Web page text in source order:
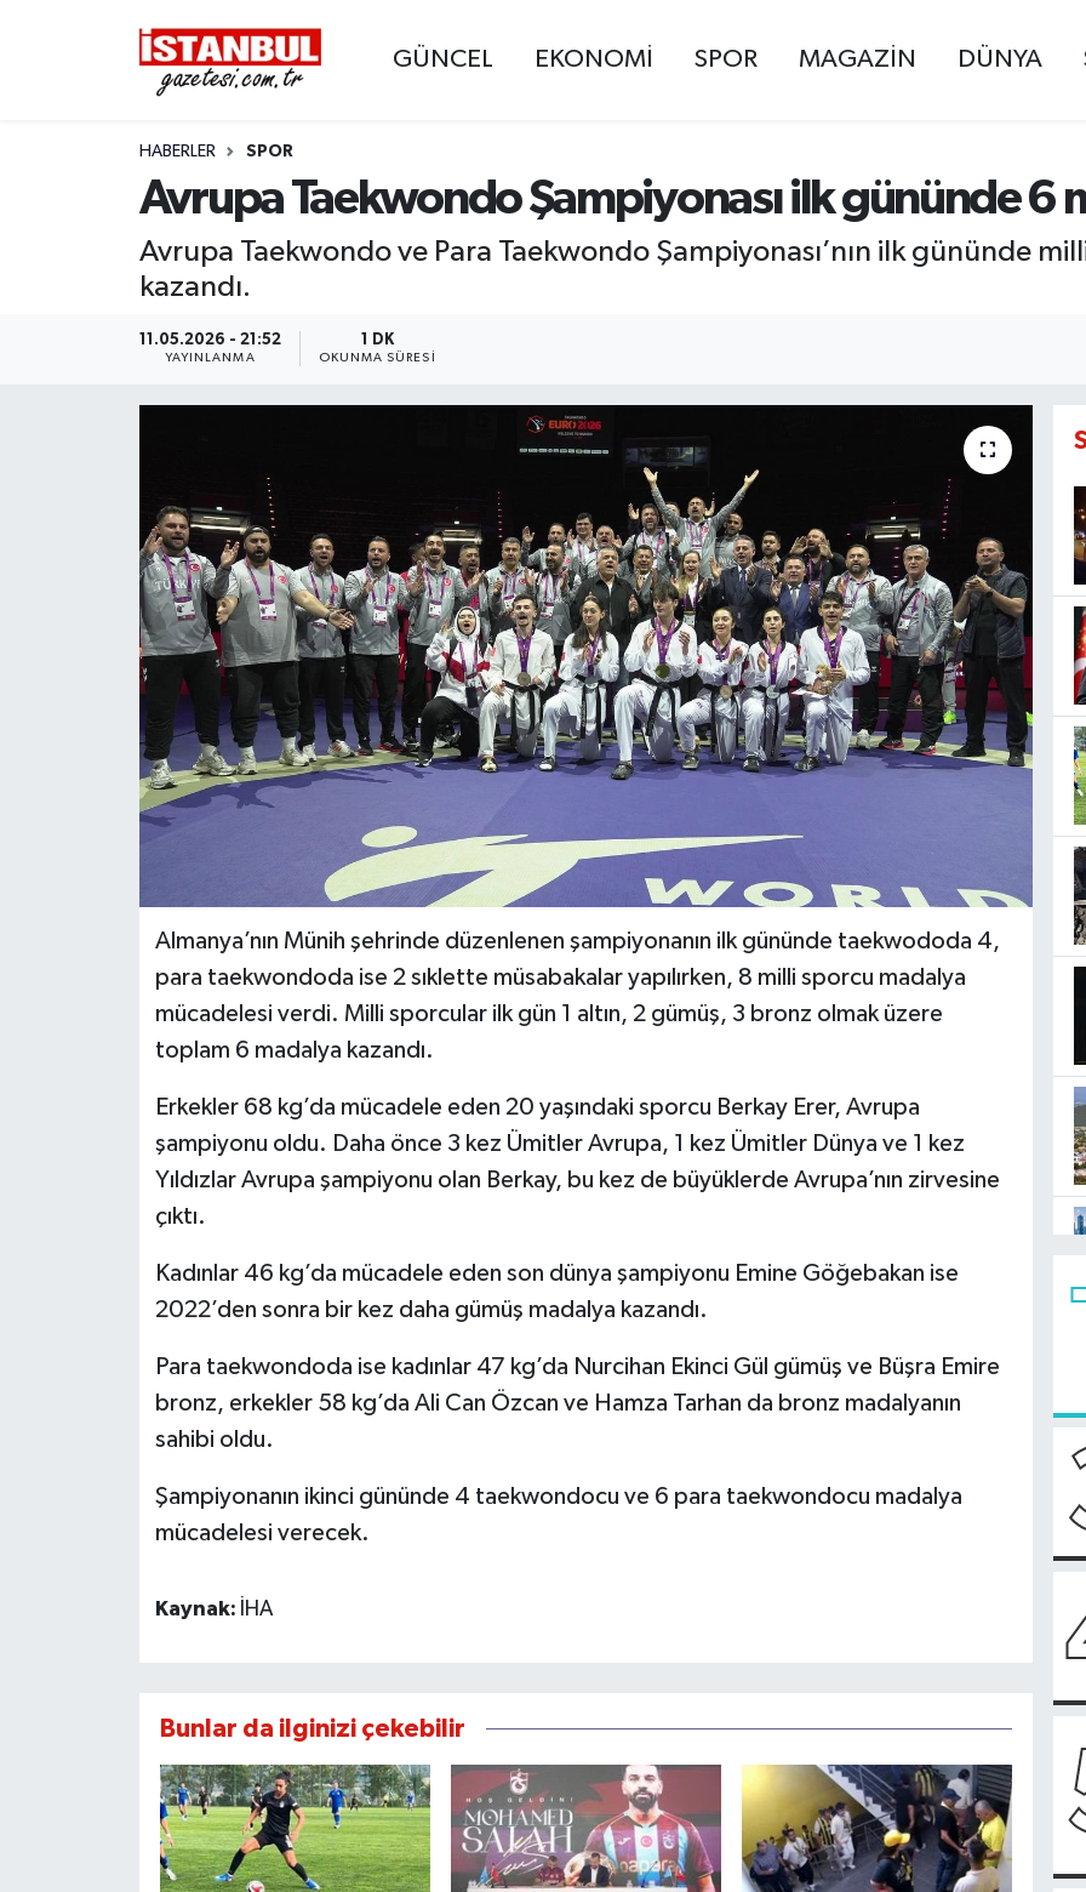
GÜNCEL EKONOMİ SPOR MAGAZİN DÜNYA
HABERLER SPOR
Avrupa Taekwondo Şampiyonası ilk gününde 6
Avrupa Taekwondo ve Para Taekwondo Şampiyonası’nın ilk gününde
kazandı.
11.05.2026 - 21:52
YAYINLANMA
1 DK
OKUNMA SÜRESI
Almanya’nın Münih şehrinde düzenlenen şampiyonanın ilk gününde taekwododa 4,
para taekwondoda ise 2 sıklette müsabakalar yapılırken, 8 milli sporcu madalya
mücadelesi verdi. Milli sporcular ilk gün 1 altın, 2 gümüş, 3 bronz olmak üzere
toplam 6 madalya kazandı.
Erkekler 68 kg’da mücadele eden 20 yaşındaki sporcu Berkay Erer, Avrupa
şampiyonu oldu. Daha önce 3 kez Ümitler Avrupa, 1 kez Ümitler Dünya ve 1 kez
Yıldızlar Avrupa şampiyonu olan Berkay, bu kez de büyüklerde Avrupa’nın zirvesine
çıktı.
Kadınlar 46 kg’da mücadele eden son dünya şampiyonu Emine Göğebakan ise
2022’den sonra bir kez daha gümüş madalya kazandı.
Para taekwondoda ise kadınlar 47 kg’da Nurcihan Ekinci Gül gümüş ve Büşra Emire
bronz, erkekler 58 kg’da Ali Can Özcan ve Hamza Tarhan da bronz madalyanın
sahibi oldu.
Şampiyonanın ikinci gününde 4 taekwondocu ve 6 para taekwondocu madalya
mücadelesi verecek.
Kaynak: İHA
Bunlar da ilginizi çekebilir
EKONOMİ
İSTANBUL
MAGAZİN
BİLİM VE TEKNOLOJİ
OTOMOBİL
Nöbetçi Eczaneler
Hava Durumu
Trafik Durumu
Süper Lig Puan Durumu ve Fikstür
Tüm Manşetler
Son Dakika Haberleri